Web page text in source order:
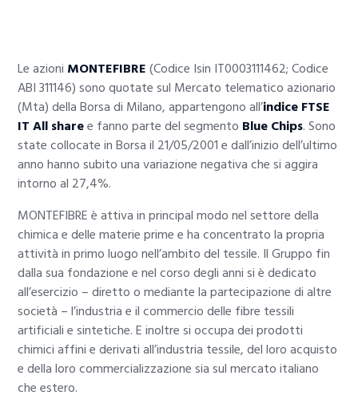
Le azioni MONTEFIBRE(Codice Isin IT0003111462; Codice
ABI 311146) sono quotate sul Mercato telematico azionario
(Mta) della Borsa di Milano, appartengono all’indice FTSE
IT All sharee fanno parte del segmento Blue Chips. Sono
state collocate in Borsa il 21/05/2001 e dall’inizio dell’ultimo
anno hanno subito una variazione negativa che si aggira
intorno al 27,4%.
MONTEFIBRE è attiva in principal modo nel settore della
chimica e delle materie prime e ha concentrato la propria
attività in primo luogo nell’ambito del tessile. Il Gruppo fin
dalla sua fondazione e nel corso degli anni si è dedicato
all’esercizio – diretto o mediante la partecipazione di altre
società – l’industria e il commercio delle fibre tessili
artificiali e sintetiche. E inoltre si occupa dei prodotti
chimici affini e derivati all’industria tessile, del loro acquisto
e della loro commercializzazione sia sul mercato italiano
che estero.